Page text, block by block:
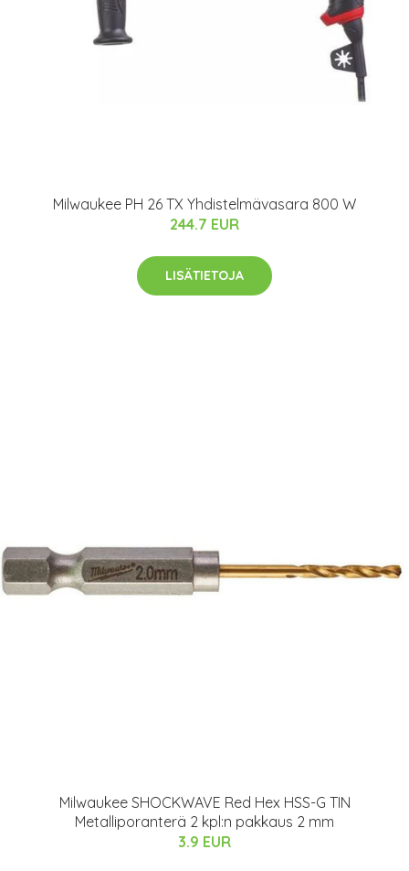
Milwaukee PH 26 TX Yhdistelmävasara 800 W
244.7 EUR
LISÄTIETOJA
Milwaukee SHOCKWAVE Red Hex HSS-G TIN
Metalliporanterä 2 kpl:n pakkaus 2 mm
3.9 EUR